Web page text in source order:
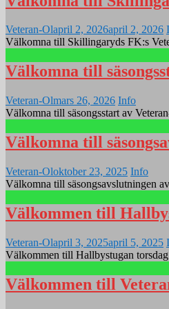
Veteran-Olapril 2, 2026april 2, 2026
Välkomna till Skillingaryds FK:s
Välkomna till
Veteran-Olmars 26, 2026 Info
Välkomna till säsongsstart av
Välkomna till
Veteran-Oloktober 23, 2025 Info
Välkomna till säsongsavslutningen
Välkommen till
Veteran-Olapril 3, 2025april 5, 2025
Välkommen till Hallbystugan
Välkommen till